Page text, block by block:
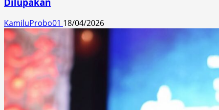
KamiluProbo01 18/04/2026